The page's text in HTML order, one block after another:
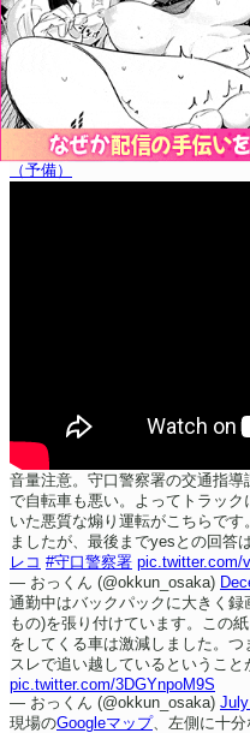
（予備）
音量注意。守口警察署の交通指
で自転車も悪い。よってトラッ
いた悪質な煽り運転がこちらで
ましたが、最後までyesとの回答
レコ #守口警察署 pic.twitter.com/
— おっくん (@okkun_osaka)
通勤中はバックパックに大きく
もの)を張り付けています。この
をしてくる車は激減しました。
スレで追い越しているということ
pic.twitter.com/3DGYnpoM9S
— おっくん (@okkun_osaka)
現場のGoogleマップ、左側に十